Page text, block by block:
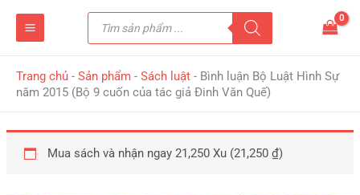
Tìm
kiếm
sản
Trang chủ - Sản phẩm - Sách luật - Bình luận Bộ Luật Hình Sự
năm 2015 (Bộ 9 cuốn của tác giả Đinh Văn Quế)
Mua sách và nhận ngay 21,250 Xu (21,250 ₫)